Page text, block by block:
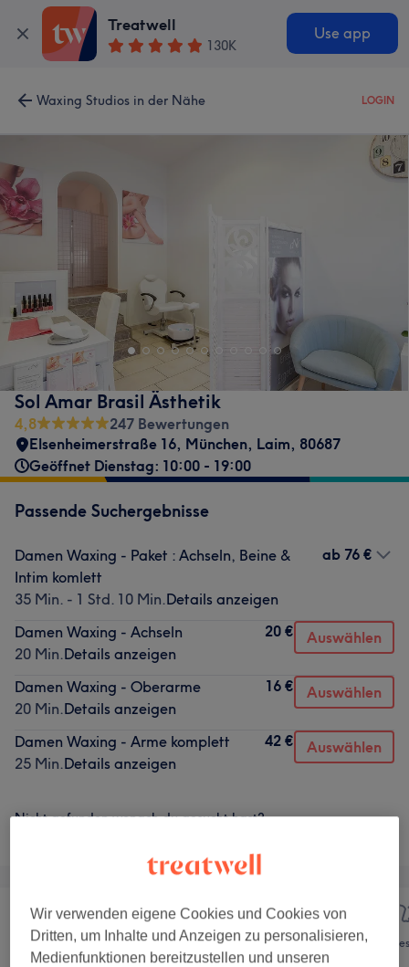
Treatwell
130K
Use app
Waxing Studios in der Nähe LOGIN
Sol Amar Brasil Ästhetik
4,8
247 Bewertungen
Elsenheimerstraße 16, München, Laim, 80687
Geöffnet Dienstag: 10:00 - 19:00
Passende Suchergebnisse
Damen Waxing - Paket : Achseln, Beine &
Intim komlett
35 Min. - 1 Std. 10 Min.Details anzeigen
ab 76 €
Damen Waxing - Achseln
20 Min.Details anzeigen
20 € Auswählen
Damen Waxing - Oberarme
20 Min.Details anzeigen
16 € Auswählen
Damen Waxing - Arme komplett
25 Min.Details anzeigen
42 € Auswählen
Nicht gefunden wonach du gesucht hast?
Nägel Haarentfernung
Wir verwenden eigene Cookies und Cookies von
Dritten, um Inhalte und Anzeigen zu personalisieren,
Medienfunktionen bereitzustellen und unseren